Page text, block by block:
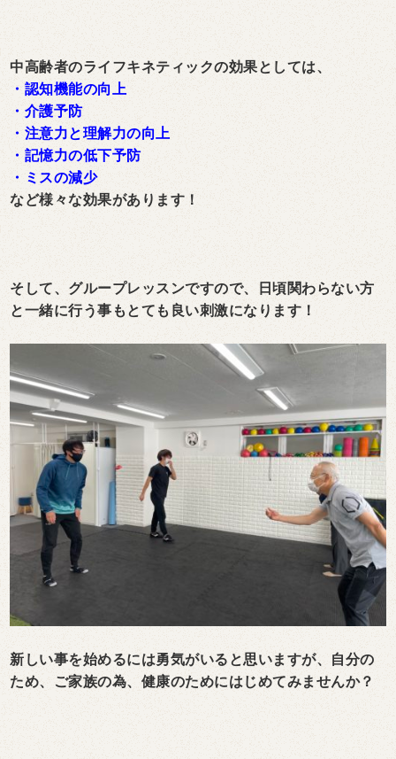
中高齢者のライフキネティックの効果としては、
・認知機能の向上
・介護予防
・注意力と理解力の向上
・記憶力の低下予防
・ミスの減少
など様々な効果があります！
そして、グループレッスンですので、日頃関わらない方
と一緒に行う事もとても良い刺激になります！
新しい事を始めるには勇気がいると思いますが、自分の
ため、ご家族の為、健康のためにはじめてみませんか？